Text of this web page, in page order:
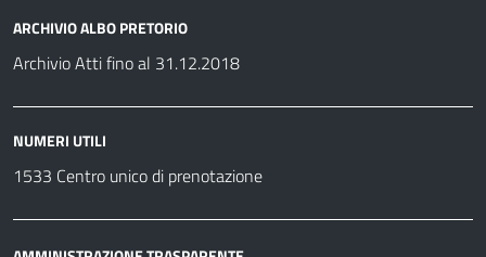
ARCHIVIO ALBO PRETORIO
Archivio Atti fino al 31.12.2018
NUMERI UTILI
1533 Centro unico di prenotazione